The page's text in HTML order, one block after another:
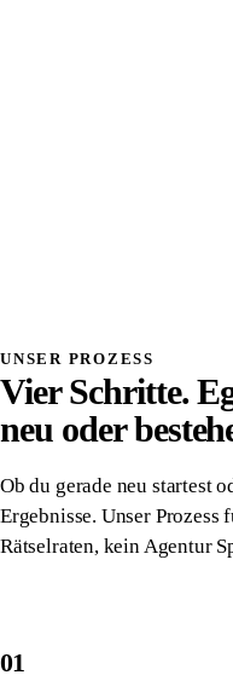
UNSER PROZESS
Vier Schritte.
neu oder
Ob du gerade neu startest
Ergebnisse. Unser
Rätselraten, kein Agentur
01